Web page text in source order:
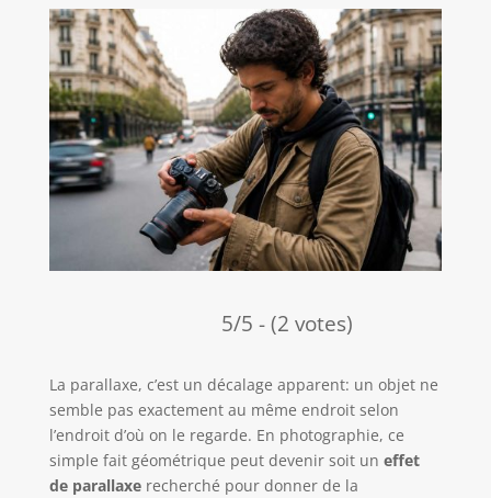
5/5 - (2 votes)
La parallaxe, c’est un décalage apparent: un objet ne
semble pas exactement au même endroit selon
l’endroit d’où on le regarde. En photographie, ce
simple fait géométrique peut devenir soit un effet
de parallaxerecherché pour donner de la